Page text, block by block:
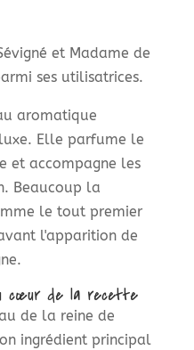
et Madame de
ses utilisatrices.
aromatique
Elle parfume le
et accompagne les
Beaucoup la
le tout premier
l'apparition de
cœur de la recette
de la reine de
ingrédient principal